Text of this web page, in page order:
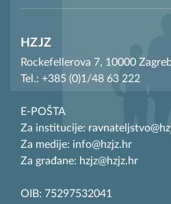
HZJZ
Rockefellerova 7, 10000
Tel.: +385 (0)1/48 63 222
E-POŠTA
Za institucije:
Za medije: info@hzjz.hr
Za građane: hzjz@hzjz.hr
OIB: 75297532041